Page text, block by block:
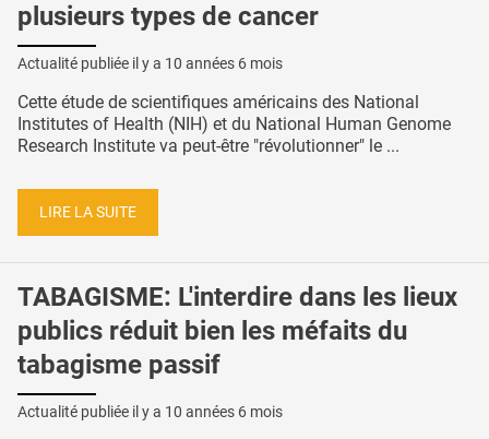
plusieurs types de cancer
Actualité publiée il y a 10 années 6 mois
Cette étude de scientifiques américains des National
Institutes of Health (NIH) et du National Human Genome
Research Institute va peut-être "révolutionner" le ...
LIRE LA SUITE
TABAGISME: L'interdire dans les lieux
publics réduit bien les méfaits du
tabagisme passif
Actualité publiée il y a 10 années 6 mois